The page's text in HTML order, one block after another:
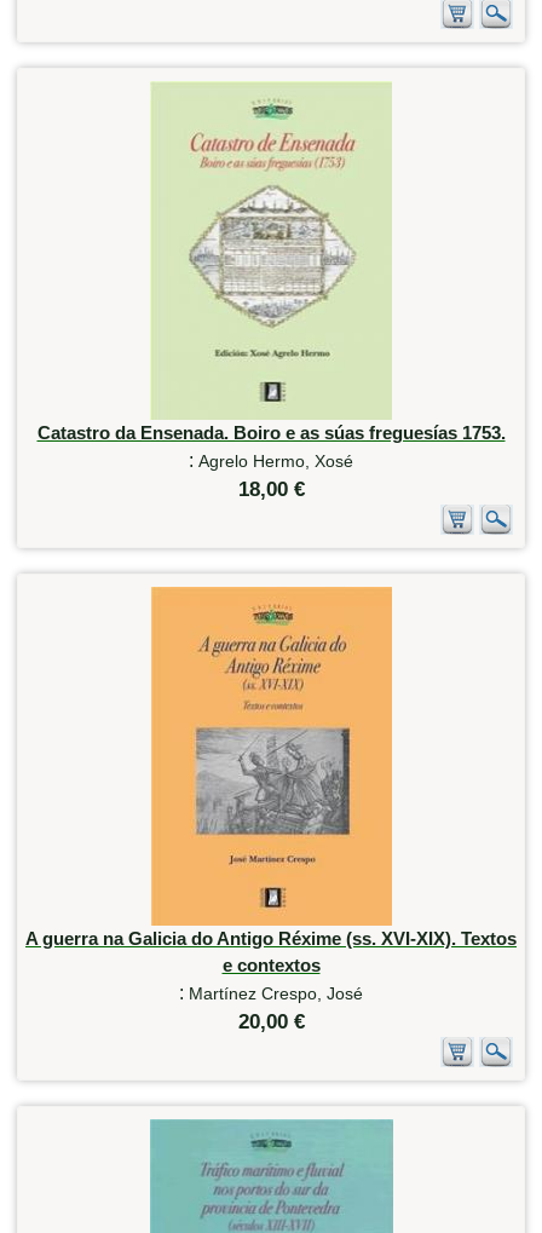
Catastro da Ensenada. Boiro e as súas freguesías 1753.
: Agrelo Hermo, Xosé
18,00 €
A guerra na Galicia do Antigo Réxime (ss. XVI-XIX). Textos
e contextos
: Martínez Crespo, José
20,00 €